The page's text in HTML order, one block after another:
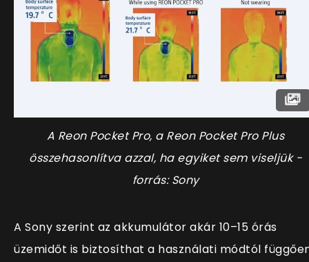
A Reon Pocket Pro, a Reon Pocket Pro Plus
összehasonlítva azzal, ha egyiket sem viseljük -
forrás: Sony
A Sony szerint az akkumulátor akár 10–15 órás
üzemidőt is biztosíthat a használati módtól